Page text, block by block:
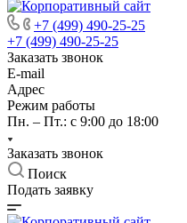
+7 (499) 490-25-25
+7 (499) 490-25-25
Заказать звонок
E-mail
Адрес
Режим работы
Пн. – Пт.: с 9:00 до 18:00
Заказать звонок
Поиск
Подать заявку